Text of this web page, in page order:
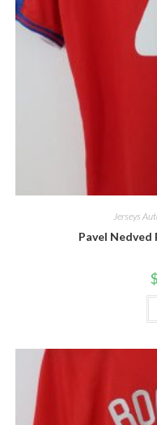
Jerseys
Pavel Nedved
$